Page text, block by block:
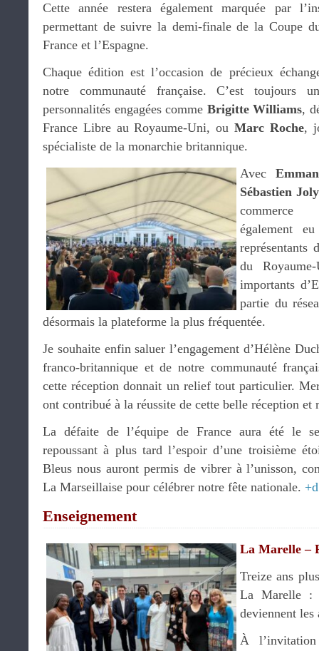
Cette année restera également marquée par
permettant de suivre la demi-finale de la Coupe
France et l’Espagne.
Chaque édition est l’occasion de précieux
notre communauté française. C’est toujours
personnalités engagées comme Brigitte Williams,
France Libre au Royaume-Uni, ou Marc Roche,
spécialiste de la monarchie britannique.
Avec
Sébastien Joly
commerce
également
représentants
du
importants
partie du
désormais la plateforme la plus fréquentée.
Je souhaite enfin saluer l’engagement d’Hélène
franco-britannique et de notre communauté
cette réception donnait un relief tout particulier.
ont contribué à la réussite de cette belle réception et
La défaite de l’équipe de France aura été le
repoussant à plus tard l’espoir d’une troisième
Bleus nous auront permis de vibrer à l’unisson,
La Marseillaise pour célébrer notre fête nationale.
Enseignement
La Marelle –
Treize ans
La Marelle :
deviennent les
À